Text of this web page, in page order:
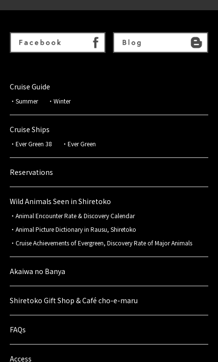
Cruise Guide
Summer Winter
Cruise Ships
Ever Green 38 Ever Green
Reservations
Wild Animals Seen in Shiretoko
Animal Encounter Rate & Discovery Calendar
Animal Picture Dictionary in Rausu, Shiretoko
Cruise Achievements of Evergreen, Discovery Rate of Major Animals
Akaiwa no Banya
Shiretoko Gift Shop & Café cho-e-maru
FAQs
Access